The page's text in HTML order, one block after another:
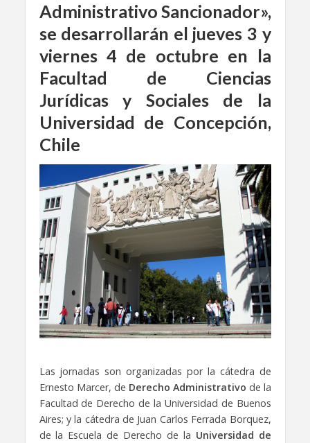
Administrativo Sancionador»,
se desarrollarán el jueves 3 y
viernes 4 de octubre en la
Facultad de Ciencias
Jurídicas y Sociales de la
Universidad de Concepción,
Chile
Las jornadas son organizadas por la cátedra de
Ernesto Marcer, de Derecho Administrativo de la
Facultad de Derecho de la Universidad de Buenos
Aires; y la cátedra de Juan Carlos Ferrada Borquez,
de la Escuela de Derecho de la Universidad de